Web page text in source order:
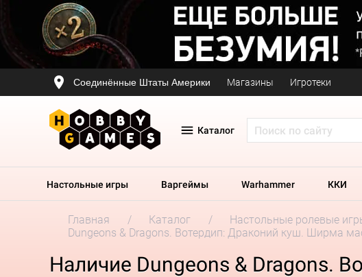
Соединённые Штаты Америки Магазины Игротеки
Каталог
Настольные игры Варгеймы Warhammer ККИ
Главная Каталог Настольные ролевые
Dungeons & Dragons. Вотердип: Драконий куш. Ширма
Наличие Dungeons & Dragons.